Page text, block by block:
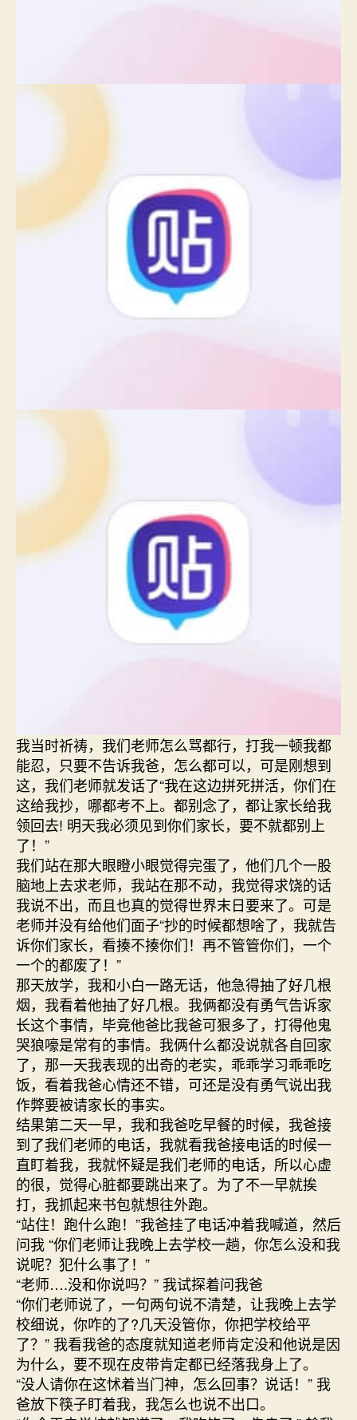
我当时祈祷，我们老师怎么骂都行，打我一顿我都
能忍，只要不告诉我爸，怎么都可以，可是刚想到
这，我们老师就发话了“我在这边拼死拼活，你们在
这给我抄，哪都考不上。都别念了，都让家长给我
领回去! 明天我必须见到你们家长，要不就都别上
了！”
我们站在那大眼瞪小眼觉得完蛋了，他们几个一股
脑地上去求老师，我站在那不动，我觉得求饶的话
我说不出，而且也真的觉得世界末日要来了。可是
老师并没有给他们面子“抄的时候都想啥了，我就告
诉你们家长，看揍不揍你们！再不管管你们，一个
一个的都废了！”
那天放学，我和小白一路无话，他急得抽了好几根
烟，我看着他抽了好几根。我俩都没有勇气告诉家
长这个事情，毕竟他爸比我爸可狠多了，打得他鬼
哭狼嚎是常有的事情。我俩什么都没说就各自回家
了，那一天我表现的出奇的老实，乖乖学习乖乖吃
饭，看着我爸心情还不错，可还是没有勇气说出我
作弊要被请家长的事实。
结果第二天一早，我和我爸吃早餐的时候，我爸接
到了我们老师的电话，我就看我爸接电话的时候一
直盯着我，我就怀疑是我们老师的电话，所以心虚
的很，觉得心脏都要跳出来了。为了不一早就挨
打，我抓起来书包就想往外跑。
“站住！跑什么跑！”我爸挂了电话冲着我喊道，然后
问我 “你们老师让我晚上去学校一趟，你怎么没和我
说呢？犯什么事了！”
“老师….没和你说吗？” 我试探着问我爸
“你们老师说了，一句两句说不清楚，让我晚上去学
校细说，你咋的了?几天没管你，你把学校给平
了？” 我看我爸的态度就知道老师肯定没和他说是因
为什么，要不现在皮带肯定都已经落我身上了。
“没人请你在这怵着当门神，怎么回事？说话！” 我
爸放下筷子盯着我，我怎么也说不出口。